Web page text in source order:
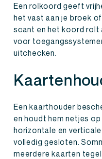
Een rolkoord geeft
het vast aan je broek
scant en het koord
voor
uitchecken.
Een kaarthouder
en houdt hem netjes
horizontale en
volledig gesloten.
meerdere kaarten